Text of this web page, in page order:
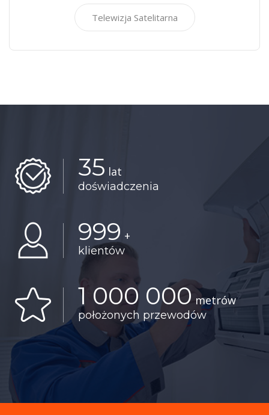
Telewizja Satelitarna
35 lat
doświadczenia
999 +
klientów
1 000 000 metrów
położonych przewodów